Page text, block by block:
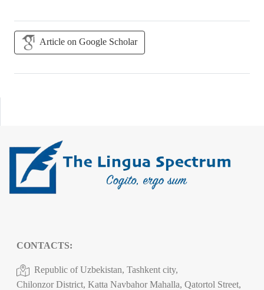
Article on Google Scholar
CONTACTS:
Republic of Uzbekistan, Tashkent city,
Chilonzor District, Katta Navbahor Mahalla, Qatortol Street,